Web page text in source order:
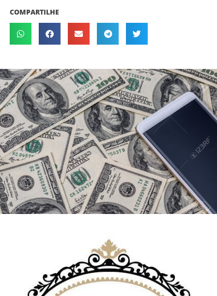
COMPARTILHE